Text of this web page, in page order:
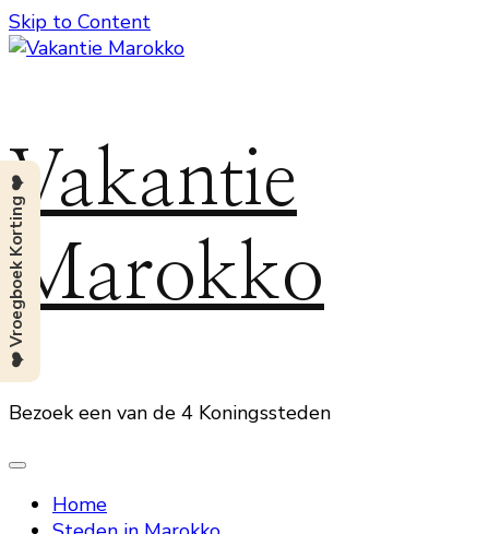
Skip to Content
Vakantie
Marokko
Bezoek een van de 4 Koningssteden
Home
❤️ Vroegboek Korting ❤️